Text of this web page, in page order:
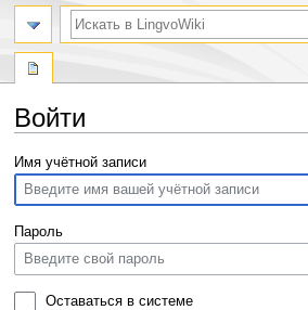
Войти
Перейти
навигации
Перейти
поиску
Имя учётной записи
Пароль
Оставаться в системе